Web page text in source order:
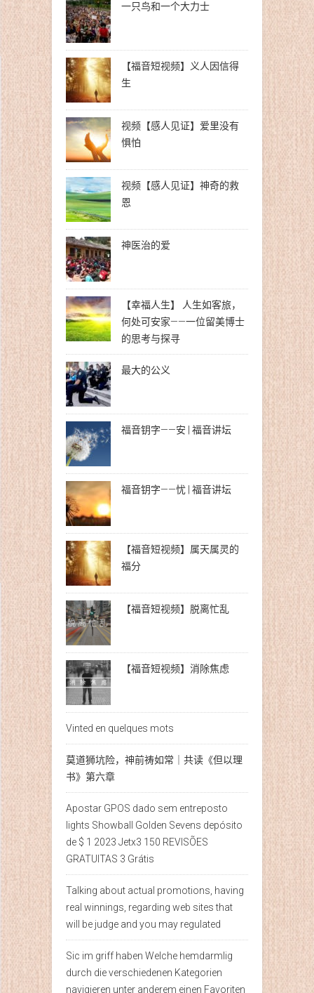
一只鸟和一个大力士
【福音短视频】义人因信得
生
视频【感人见证】爱里没有
惧怕
视频【感人见证】神奇的救
恩
神医治的爱
【幸福人生】 人生如客旅，
何处可安家——一位留美博士
的思考与探寻
最大的公义
福音钥字——安 | 福音讲坛
福音钥字——忧 | 福音讲坛
【福音短视频】属天属灵的
福分
【福音短视频】脱离忙乱
【福音短视频】消除焦虑
Vinted en quelques mots
莫道狮坑险，神前祷如常｜共读《但以理
书》第六章
Apostar GPOS dado sem entreposto
lights Showball Golden Sevens depósito
de $ 1 2023 Jetx3 150 REVISÕES
GRATUITAS 3 Grátis
Talking about actual promotions, having
real winnings, regarding web sites that
will be judge and you may regulated
Sic im griff haben Welche hemdarmlig
durch die verschiedenen Kategorien
navigieren unter anderem einen Favoriten